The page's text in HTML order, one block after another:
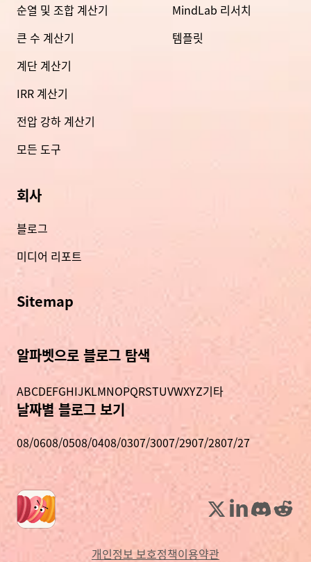
순열 및 조합 계산기
큰 수 계산기
계단 계산기
IRR 계산기
전압 강하 계산기
모든 도구
MindLab 리서치
템플릿
회사
블로그
미디어 리포트
Sitemap
알파벳으로 블로그 탐색
ABCDEFGHIJKLMNOPQRSTUVWXYZ기타
날짜별 블로그 보기
08/0608/0508/0408/0307/3007/2907/2807/27
개인정보 보호정책이용약관